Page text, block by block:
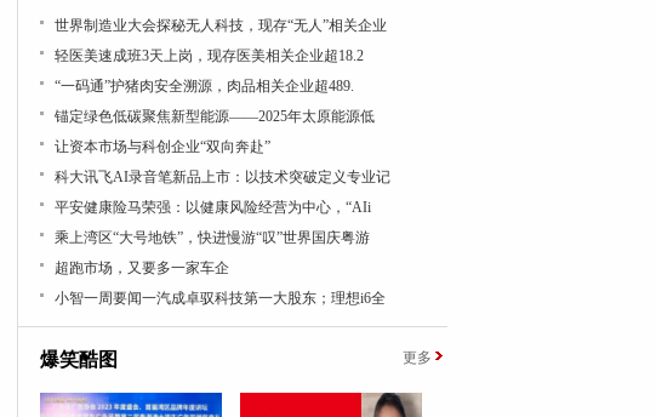
世界制造业大会探秘无人科技，现存“无人”相关企业
轻医美速成班3天上岗，现存医美相关企业超18.2
“一码通”护猪肉安全溯源，肉品相关企业超489.
锚定绿色低碳聚焦新型能源——2025年太原能源低
让资本市场与科创企业“双向奔赴”
科大讯飞AI录音笔新品上市：以技术突破定义专业记
平安健康险马荣强：以健康风险经营为中心，“AIi
乘上湾区“大号地铁”，快进慢游“叹”世界国庆粤游
超跑市场，又要多一家车企
小智一周要闻一汽成卓驭科技第一大股东；理想i6全
爆笑酷图 更多